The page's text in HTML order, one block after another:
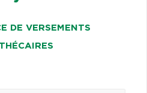
DE VERSEMENTS